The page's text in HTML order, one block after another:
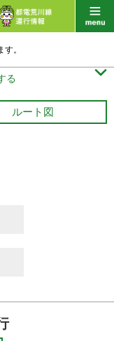
。
る 
ルート図